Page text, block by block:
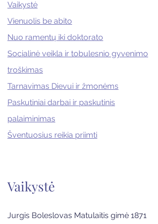
Vaikystė
Vienuolis be abito
Nuo ramentų iki doktorato
Socialinė veikla ir tobulesnio gyvenimo
troškimas
Tarnavimas Dievui ir žmonėms
Paskutiniai darbai ir paskutinis
palaiminimas
Šventuosius reikia priimti
Vaikystė
Jurgis Boleslovas Matulaitis gimė 1871